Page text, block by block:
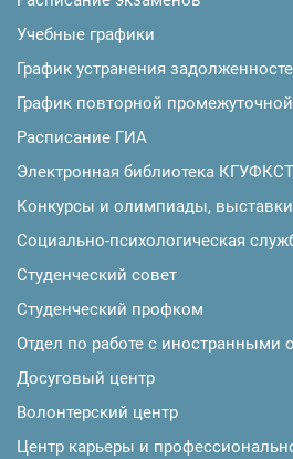
Учебные графики
График устранения
График повторной промежуточной
Расписание ГИА
Электронная библиотека КГУФКСТ
Конкурсы и олимпиады,
Социально-психологическая
Студенческий совет
Студенческий профком
Отдел по работе с иностранными
Досуговый центр
Волонтерский центр
Центр карьеры и